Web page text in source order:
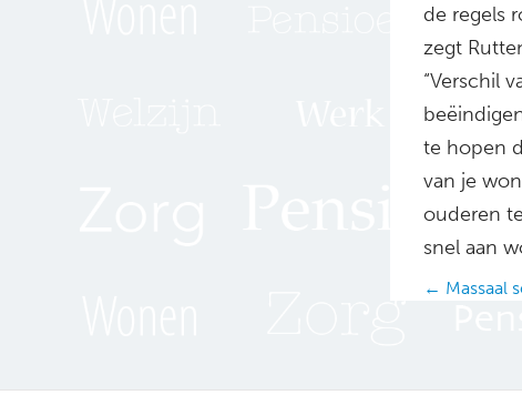
de regels
zegt
“Verschil
te hopen
van je
ouderen
snel aan
Posts
← Massaal